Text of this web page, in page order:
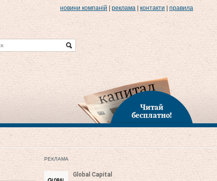
новини компаній реклама контакти правила
Читай
бесплатно!
РЕКЛАМА